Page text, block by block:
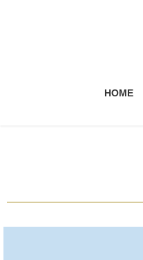
HOME